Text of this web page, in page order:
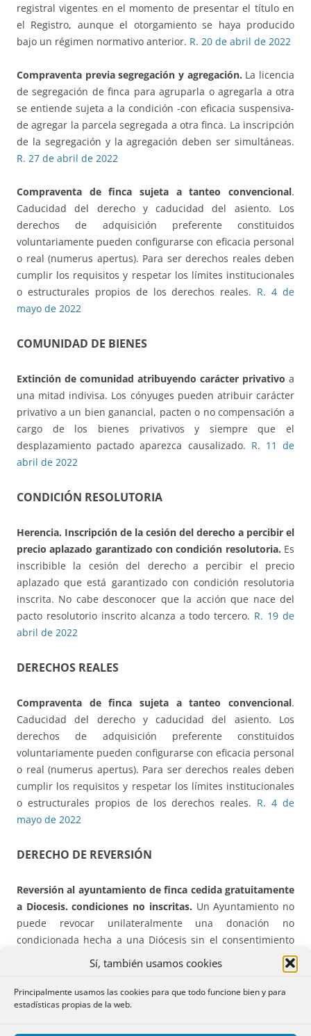
Sí, también usamos cookies
Principalmente usamos las cookies para que todo funcione bien y para
estadísticas propias de la web.
registral vigentes en el momento de presentar el título en
el Registro, aunque el otorgamiento se haya producido
bajo un régimen normativo anterior. R. 20 de abril de 2022
Compraventa previa segregación y agregación. La licencia
de segregación de finca para agruparla o agregarla a otra
se entiende sujeta a la condición -con eficacia suspensiva-
de agregar la parcela segregada a otra finca. La inscripción
de la segregación y la agregación deben ser simultáneas.
R. 27 de abril de 2022
Compraventa de finca sujeta a tanteo convencional.
Caducidad del derecho y caducidad del asiento. Los
derechos de adquisición preferente constituidos
voluntariamente pueden configurarse con eficacia personal
o real (numerus apertus). Para ser derechos reales deben
cumplir los requisitos y respetar los límites institucionales
o estructurales propios de los derechos reales. R. 4 de
mayo de 2022
COMUNIDAD DE BIENES
Extinción de comunidad atribuyendo carácter privativo a
una mitad indivisa. Los cónyuges pueden atribuir carácter
privativo a un bien ganancial, pacten o no compensación a
cargo de los bienes privativos y siempre que el
desplazamiento pactado aparezca causalizado. R. 11 de
abril de 2022
CONDICIÓN RESOLUTORIA
Herencia. Inscripción de la cesión del derecho a percibir el
precio aplazado garantizado con condición resolutoria. Es
inscribible la cesión del derecho a percibir el precio
aplazado que está garantizado con condición resolutoria
inscrita. No cabe desconocer que la acción que nace del
pacto resolutorio inscrito alcanza a todo tercero. R. 19 de
abril de 2022
DERECHOS REALES
Compraventa de finca sujeta a tanteo convencional.
Caducidad del derecho y caducidad del asiento. Los
derechos de adquisición preferente constituidos
voluntariamente pueden configurarse con eficacia personal
o real (numerus apertus). Para ser derechos reales deben
cumplir los requisitos y respetar los límites institucionales
o estructurales propios de los derechos reales. R. 4 de
mayo de 2022
DERECHO DE REVERSIÓN
Reversión al ayuntamiento de finca cedida gratuitamente
a Diocesis. condiciones no inscritas. Un Ayuntamiento no
puede revocar unilateralmente una donación no
condicionada hecha a una Diócesis sin el consentimiento
expreso de la misma o en su defecto la oportuna
DONACIÓN